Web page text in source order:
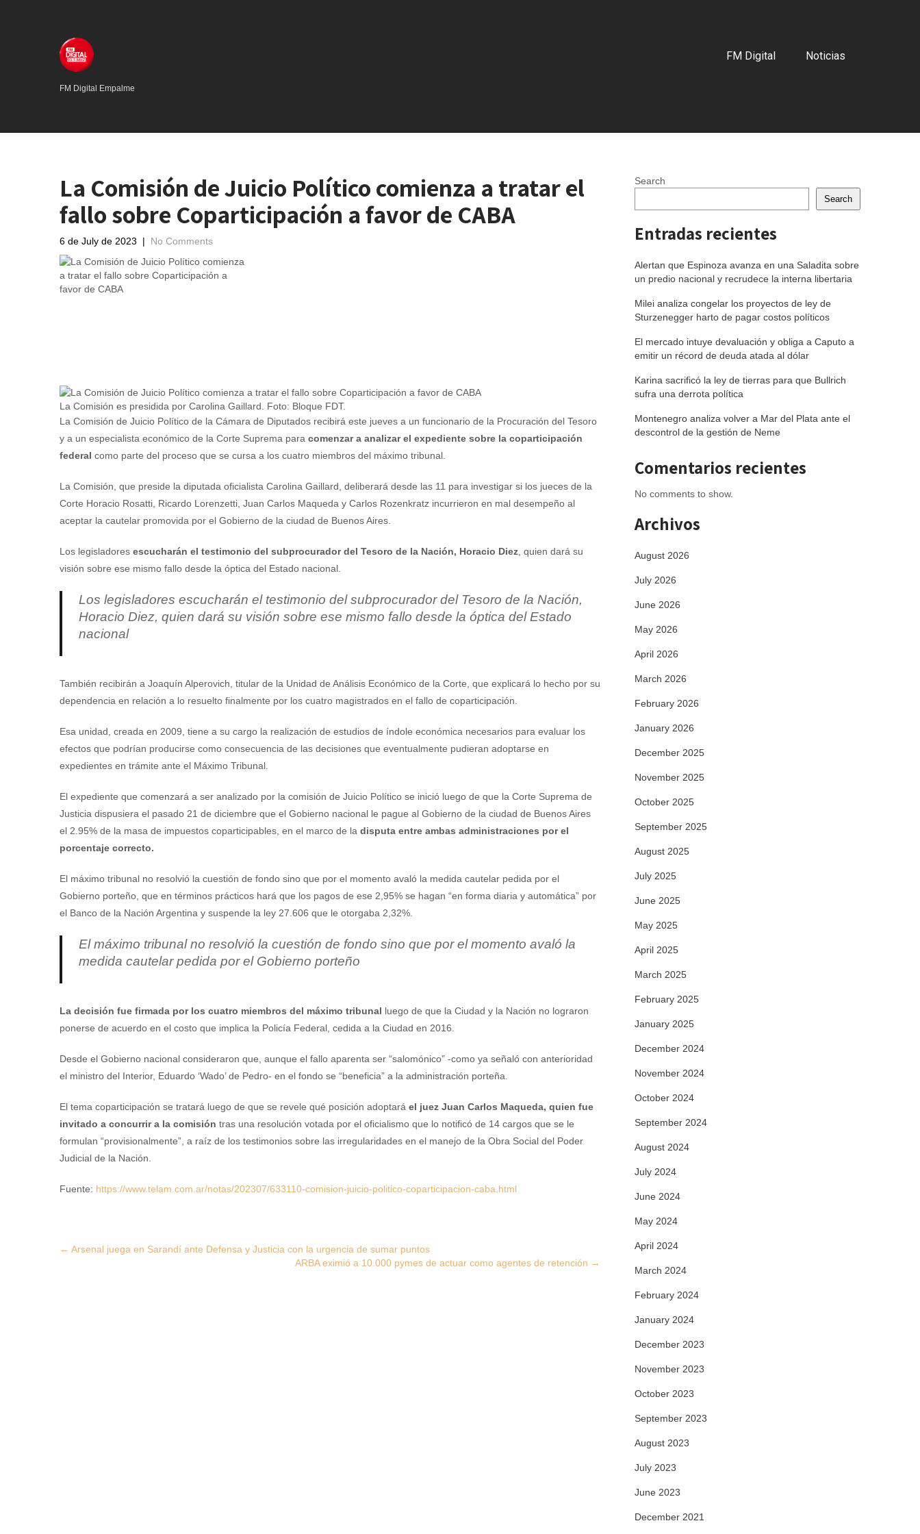
FM Digital Empalme
FM Digital Noticias
La Comisión de Juicio Político comienza a tratar el
fallo sobre Coparticipación a favor de CABA
6 de July de 2023 | No Comments
La Comisión es presidida por Carolina Gaillard. Foto: Bloque FDT.
La Comisión de Juicio Político de la Cámara de Diputados recibirá este jueves a un funcionario de la Procuración del Tesoro
y a un especialista económico de la Corte Suprema para comenzar a analizar el expediente sobre la coparticipación
federal como parte del proceso que se cursa a los cuatro miembros del máximo tribunal.
La Comisión, que preside la diputada oficialista Carolina Gaillard, deliberará desde las 11 para investigar si los jueces de la
Corte Horacio Rosatti, Ricardo Lorenzetti, Juan Carlos Maqueda y Carlos Rozenkratz incurrieron en mal desempeño al
aceptar la cautelar promovida por el Gobierno de la ciudad de Buenos Aires.
Los legisladores escucharán el testimonio del subprocurador del Tesoro de la Nación, Horacio Diez, quien dará su
visión sobre ese mismo fallo desde la óptica del Estado nacional.
Los legisladores escucharán el testimonio del subprocurador del Tesoro de la Nación,
Horacio Diez, quien dará su visión sobre ese mismo fallo desde la óptica del Estado
nacional
También recibirán a Joaquín Alperovich, titular de la Unidad de Análisis Económico de la Corte, que explicará lo hecho por su
dependencia en relación a lo resuelto finalmente por los cuatro magistrados en el fallo de coparticipación.
Esa unidad, creada en 2009, tiene a su cargo la realización de estudios de índole económica necesarios para evaluar los
efectos que podrían producirse como consecuencia de las decisiones que eventualmente pudieran adoptarse en
expedientes en trámite ante el Máximo Tribunal.
El expediente que comenzará a ser analizado por la comisión de Juicio Político se inició luego de que la Corte Suprema de
Justicia dispusiera el pasado 21 de diciembre que el Gobierno nacional le pague al Gobierno de la ciudad de Buenos Aires
el 2.95% de la masa de impuestos coparticipables, en el marco de la disputa entre ambas administraciones por el
porcentaje correcto.
El máximo tribunal no resolvió la cuestión de fondo sino que por el momento avaló la medida cautelar pedida por el
Gobierno porteño, que en términos prácticos hará que los pagos de ese 2,95% se hagan “en forma diaria y automática” por
el Banco de la Nación Argentina y suspende la ley 27.606 que le otorgaba 2,32%.
El máximo tribunal no resolvió la cuestión de fondo sino que por el momento avaló la
medida cautelar pedida por el Gobierno porteño
La decisión fue firmada por los cuatro miembros del máximo tribunal luego de que la Ciudad y la Nación no lograron
ponerse de acuerdo en el costo que implica la Policía Federal, cedida a la Ciudad en 2016.
Desde el Gobierno nacional consideraron que, aunque el fallo aparenta ser “salomónico” -como ya señaló con anterioridad
el ministro del Interior, Eduardo ‘Wado’ de Pedro- en el fondo se “beneficia” a la administración porteña.
El tema coparticipación se tratará luego de que se revele qué posición adoptará el juez Juan Carlos Maqueda, quien fue
invitado a concurrir a la comisión tras una resolución votada por el oficialismo que lo notificó de 14 cargos que se le
formulan “provisionalmente”, a raíz de los testimonios sobre las irregularidades en el manejo de la Obra Social del Poder
Judicial de la Nación.
Fuente: https://www.telam.com.ar/notas/202307/633110-comision-juicio-politico-coparticipacion-caba.html
Post
← Arsenal juega en Sarandí ante Defensa y Justicia con la urgencia de sumar puntos
ARBA eximió a 10.000 pymes de actuar como agentes de retención →
Search
Search
Entradas recientes
Alertan que Espinoza avanza en una Saladita sobre
un predio nacional y recrudece la interna libertaria
Milei analiza congelar los proyectos de ley de
Sturzenegger harto de pagar costos políticos
El mercado intuye devaluación y obliga a Caputo a
emitir un récord de deuda atada al dólar
Karina sacrificó la ley de tierras para que Bullrich
sufra una derrota política
Montenegro analiza volver a Mar del Plata ante el
descontrol de la gestión de Neme
Comentarios recientes
No comments to show.
Archivos
August 2026
July 2026
June 2026
May 2026
April 2026
March 2026
February 2026
January 2026
December 2025
November 2025
October 2025
September 2025
August 2025
July 2025
June 2025
May 2025
April 2025
March 2025
February 2025
January 2025
December 2024
November 2024
October 2024
September 2024
August 2024
July 2024
June 2024
May 2024
April 2024
March 2024
February 2024
January 2024
December 2023
November 2023
October 2023
September 2023
August 2023
July 2023
June 2023
December 2021